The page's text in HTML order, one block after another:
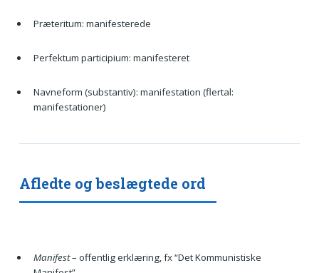
Præteritum: manifesterede
Perfektum participium: manifesteret
Navneform (substantiv): manifestation (flertal:
manifestationer)
Afledte og beslægtede ord
Manifest– offentlig erklæring, fx “Det Kommunistiske